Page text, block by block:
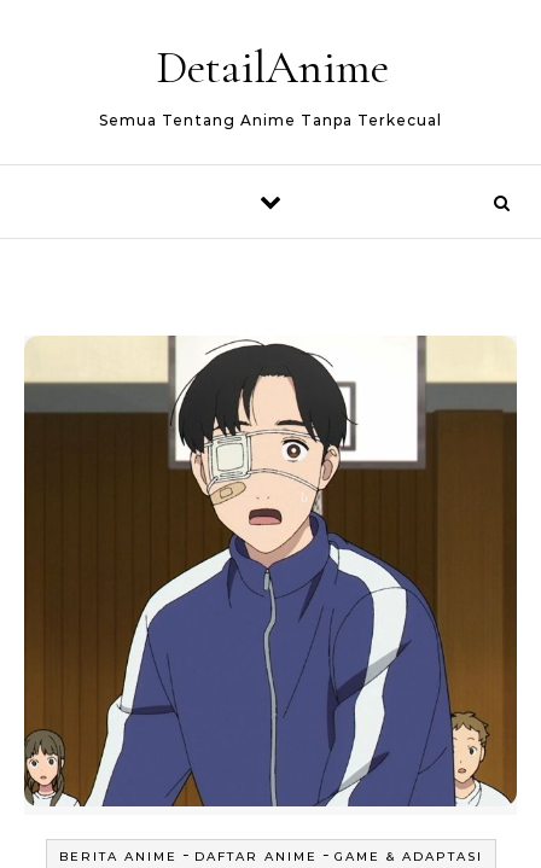
DetailAnime
Semua Tentang Anime Tanpa Terkecual
BERITA ANIME - DAFTAR ANIME - GAME & ADAPTASI